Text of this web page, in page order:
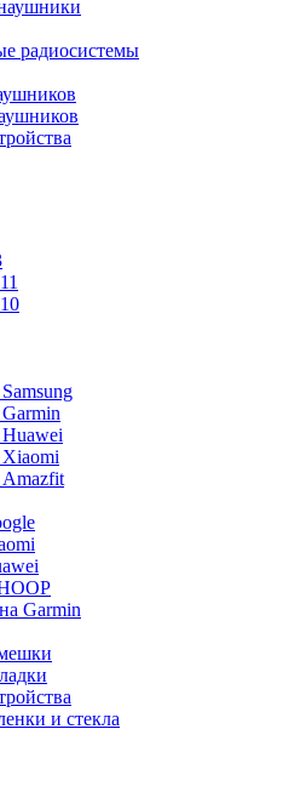
радиосистемы
Garmin
и стекла